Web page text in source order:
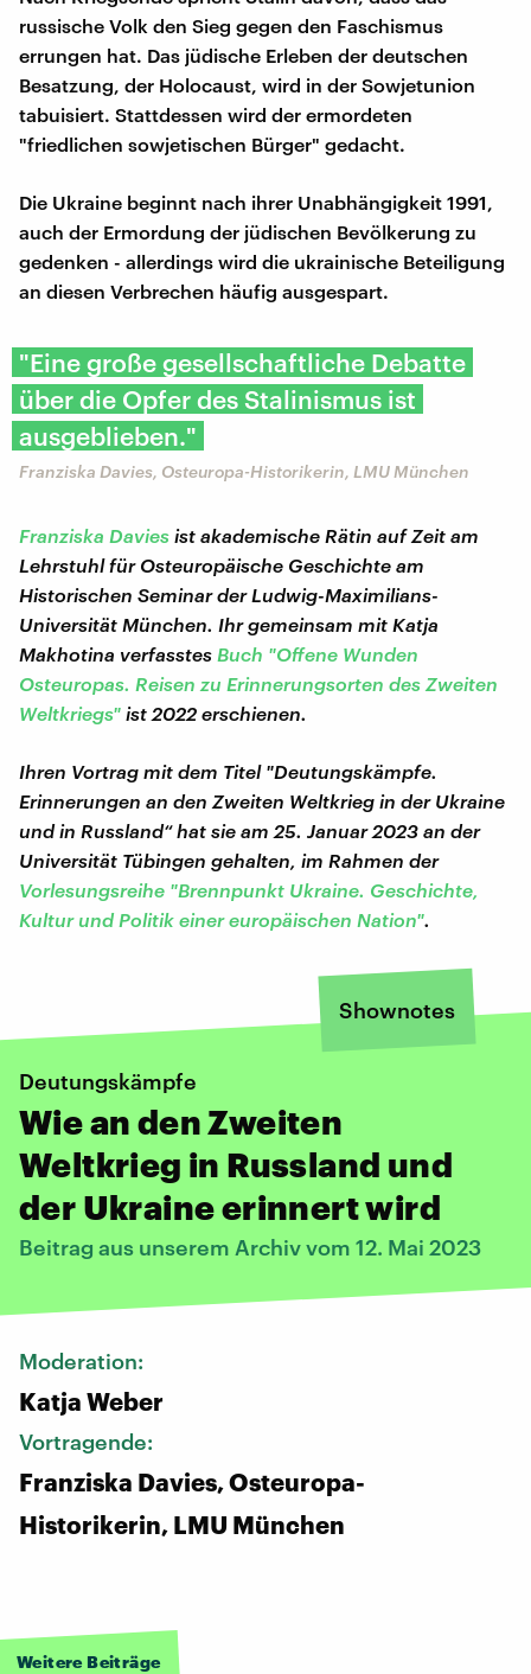
russische Volk den Sieg gegen den Faschismus
errungen hat. Das jüdische Erleben der deutschen
Besatzung, der Holocaust, wird in der Sowjetunion
tabuisiert. Stattdessen wird der ermordeten
"friedlichen sowjetischen Bürger" gedacht.
Die Ukraine beginnt nach ihrer Unabhängigkeit 1991,
auch der Ermordung der jüdischen Bevölkerung zu
gedenken - allerdings wird die ukrainische Beteiligung
an diesen Verbrechen häufig ausgespart.
"Eine große gesellschaftliche Debatte
über die Opfer des Stalinismus ist
ausgeblieben."
Franziska Davies, Osteuropa-Historikerin, LMU München
Franziska Davies ist akademische Rätin auf Zeit am
Lehrstuhl für Osteuropäische Geschichte am
Historischen Seminar der Ludwig-Maximilians-
Universität München. Ihr gemeinsam mit Katja
Makhotina verfasstes Buch "Offene Wunden
Osteuropas. Reisen zu Erinnerungsorten des Zweiten
Weltkriegs" ist 2022 erschienen.
Ihren Vortrag mit dem Titel "Deutungskämpfe.
Erinnerungen an den Zweiten Weltkrieg in der Ukraine
und in Russland“ hat sie am 25. Januar 2023 an der
Universität Tübingen gehalten, im Rahmen der
Vorlesungsreihe "Brennpunkt Ukraine. Geschichte,
Kultur und Politik einer europäischen Nation".
Shownotes
Deutungskämpfe
Wie an den Zweiten
Weltkrieg in Russland und
der Ukraine erinnert wird
Beitrag aus unserem Archiv vom 12. Mai 2023
Moderation:
Katja Weber
Vortragende:
Franziska Davies, Osteuropa-
Historikerin, LMU München
Weitere Beiträge